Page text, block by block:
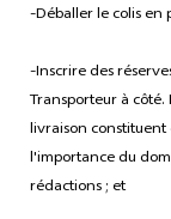
-Déballer le colis en
-Inscrire des
Transporteur à
livraison
l'importance du
rédactions ; et